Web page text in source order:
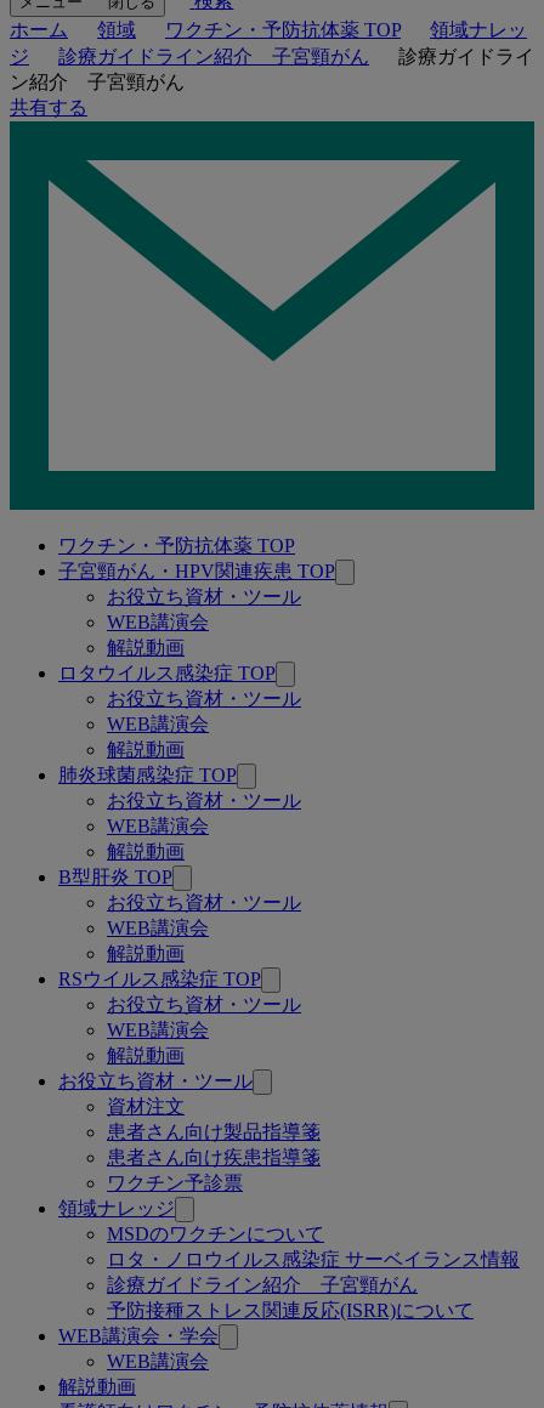
ホーム
領域 ワクチン・予防抗体薬 TOP
領域ナレッ
ジ
診療ガイドライン紹介 子宮頸がん
診療ガイドライ
ン紹介 子宮頸がん
共有する
ワクチン・予防抗体薬 TOP
子宮頸がん・HPV関連疾患 TOP
お役立ち資材・ツール
WEB講演会
解説動画
ロタウイルス感染症 TOP
お役立ち資材・ツール
WEB講演会
解説動画
肺炎球菌感染症 TOP
お役立ち資材・ツール
WEB講演会
解説動画
B型肝炎 TOP
お役立ち資材・ツール
WEB講演会
解説動画
RSウイルス感染症 TOP
お役立ち資材・ツール
WEB講演会
解説動画
お役立ち資材・ツール
資材注文
患者さん向け製品指導箋
患者さん向け疾患指導箋
ワクチン予診票
領域ナレッジ
MSDのワクチンについて
ロタ・ノロウイルス感染症 サーベイランス情報
診療ガイドライン紹介 子宮頸がん
予防接種ストレス関連反応(ISRR)について
WEB講演会・学会
WEB講演会
解説動画